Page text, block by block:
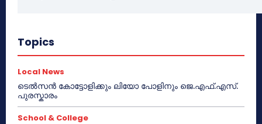
Topics
Local News
ടെൽസൻ കോട്ടോളിക്കും ലിയോ പോളിനും ജെ.എഫ്.എസ്.
പുരസ്കാരം
School & College